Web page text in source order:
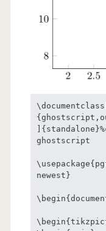
ghostscript
newest}